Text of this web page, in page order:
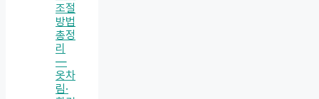
조절
방법
총정
리
—
옷차
림·